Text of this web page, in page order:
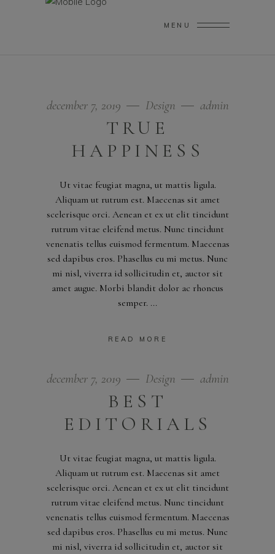
MENU
december 7, 2019 Design admin
TRUE
HAPPINESS
Ut vitae feugiat magna, ut mattis ligula.
Aliquam ut rutrum est. Maecenas sit amet
scelerisque orci. Aenean et ex ut elit tincidunt
rutrum vitae eleifend metus. Nunc tincidunt
venenatis tellus euismod fermentum. Maecenas
sed dapibus eros. Phasellus eu mi metus. Nunc
mi nisl, viverra id sollicitudin et, auctor sit
amet augue. Morbi blandit dolor ac rhoncus
semper.
READ MORE
december 7, 2019 Design admin
BEST
EDITORIALS
Ut vitae feugiat magna, ut mattis ligula.
Aliquam ut rutrum est. Maecenas sit amet
scelerisque orci. Aenean et ex ut elit tincidunt
rutrum vitae eleifend metus. Nunc tincidunt
venenatis tellus euismod fermentum. Maecenas
sed dapibus eros. Phasellus eu mi metus. Nunc
mi nisl, viverra id sollicitudin et, auctor sit